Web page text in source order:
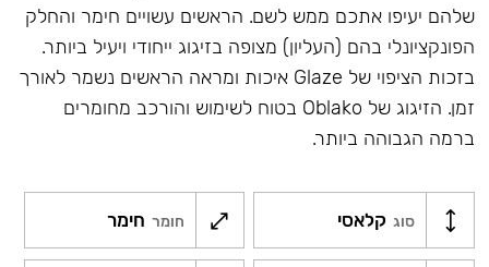
שלהם יעיפו אתכם ממש לשם. הראשים עשויים חימר והחלק
הפונקציונלי בהם (העליון) מצופה בזיגוג ייחודי ויעיל ביותר.
בזכות הציפוי של Glaze איכות ומראה הראשים נשמר לאורך
זמן. הזיגוג של Oblako בטוח לשימוש והורכב מחומרים
ברמה הגבוהה ביותר.
סוג קלאסי חומר חימר